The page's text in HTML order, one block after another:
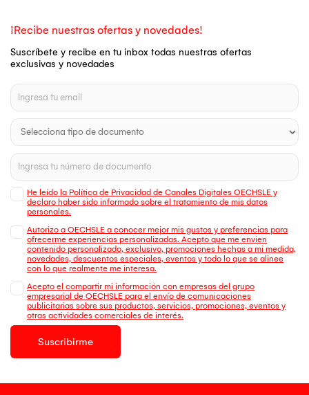
¡Recibe nuestras ofertas y novedades!
Suscríbete y recibe en tu inbox todas nuestras ofertas
exclusivas y novedades
He leído la Política de Privacidad de Canales Digitales OECHSLE y
declaro haber sido informado sobre el tratamiento de mis datos
personales.
Autorizo a OECHSLE a conocer mejor mis gustos y preferencias para
ofrecerme experiencias personalizadas. Acepto que me envien
contenido personalizado, exclusivo, promociones hechas a mi medida,
novedades, descuentos especiales, eventos y todo lo que se alinee
con lo que realmente me interesa.
Acepto el compartir mi información con empresas del grupo
empresarial de OECHSLE para el envío de comunicaciones
publicitarias sobre sus productos, servicios, promociones, eventos y
otras actividades comerciales de interés.
Suscribirme